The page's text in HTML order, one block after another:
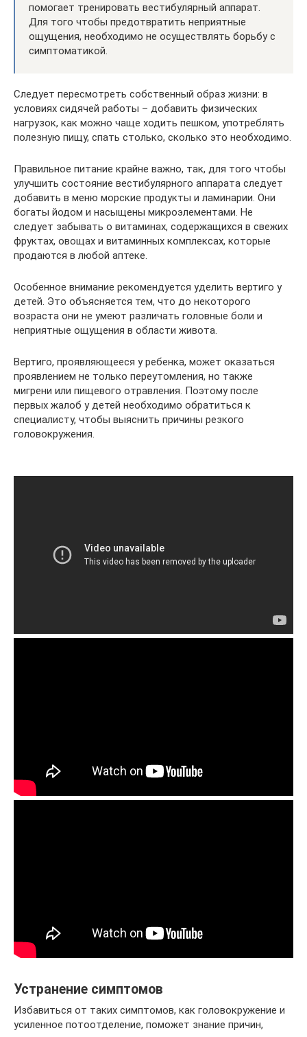
помогает тренировать вестибулярный аппарат.
Для того чтобы предотвратить неприятные
ощущения, необходимо не осуществлять борьбу с
симптоматикой.
Следует пересмотреть собственный образ жизни: в
условиях сидячей работы – добавить физических
нагрузок, как можно чаще ходить пешком, употреблять
полезную пищу, спать столько, сколько это необходимо.
Правильное питание крайне важно, так, для того чтобы
улучшить состояние вестибулярного аппарата следует
добавить в меню морские продукты и ламинарии. Они
богаты йодом и насыщены микроэлементами. Не
следует забывать о витаминах, содержащихся в свежих
фруктах, овощах и витаминных комплексах, которые
продаются в любой аптеке.
Особенное внимание рекомендуется уделить вертиго у
детей. Это объясняется тем, что до некоторого
возраста они не умеют различать головные боли и
неприятные ощущения в области живота.
Вертиго, проявляющееся у ребенка, может оказаться
проявлением не только переутомления, но также
мигрени или пищевого отравления. Поэтому после
первых жалоб у детей необходимо обратиться к
специалисту, чтобы выяснить причины резкого
головокружения.
Устранение симптомов
Избавиться от таких симптомов, как головокружение и
усиленное потоотделение, поможет знание причин,